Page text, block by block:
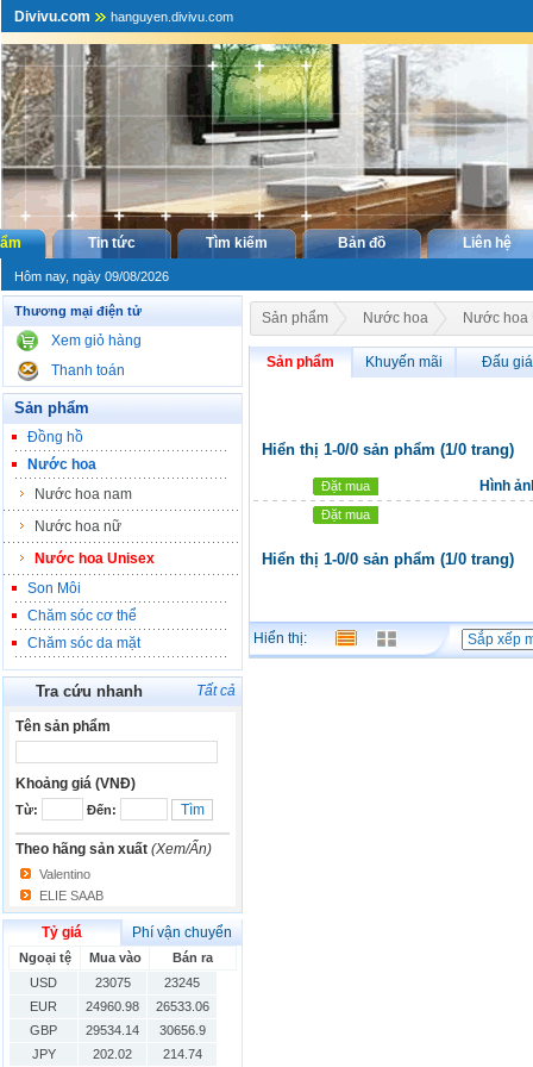
Divivu.com hanguyen.divivu.com
Tin tức Tìm kiếm Bản đồ Liên hệ
Hôm nay, ngày 09/08/2026
Thương mại điện tử
Xem giỏ hàng
Thanh toán
Sản phẩm
Đồng hồ
Nước hoa
Nước hoa nam
Nước hoa nữ
Nước hoa Unisex
Son Môi
Chăm sóc cơ thể
Chăm sóc da mặt
Tra cứu nhanh Tất cả
Tên sản phẩm
Khoảng giá (VNĐ)
Từ: Đến:
Theo hãng sản xuất (Xem/Ẩn)
Valentino
ELIE SAAB
Tỷ giá Phí vận chuyển
Ngoại tệ Mua vào
Bán ra
USD
23075
23245
EUR
24960.98
26533.06
GBP
29534.14
30656.9
JPY
202.02
214.74
Sản phẩm Nước hoa Nước hoa
Sản phẩm Khuyến mãi Đấu giá
Hiển thị 1-0/0 sản phẩm (1/0 trang)
Đặt mua Hình
Đặt mua
Hiển thị 1-0/0 sản phẩm (1/0 trang)
Hiển thị: